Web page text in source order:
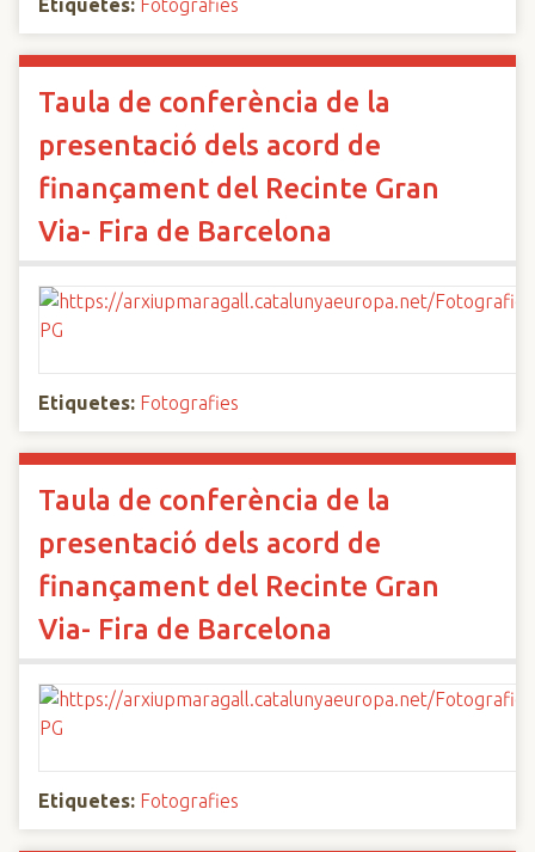
Etiquetes: Fotografies
Taula de conferència de la
presentació dels acord de
finançament del Recinte Gran
Via- Fira de Barcelona
Etiquetes: Fotografies
Taula de conferència de la
presentació dels acord de
finançament del Recinte Gran
Via- Fira de Barcelona
Etiquetes: Fotografies